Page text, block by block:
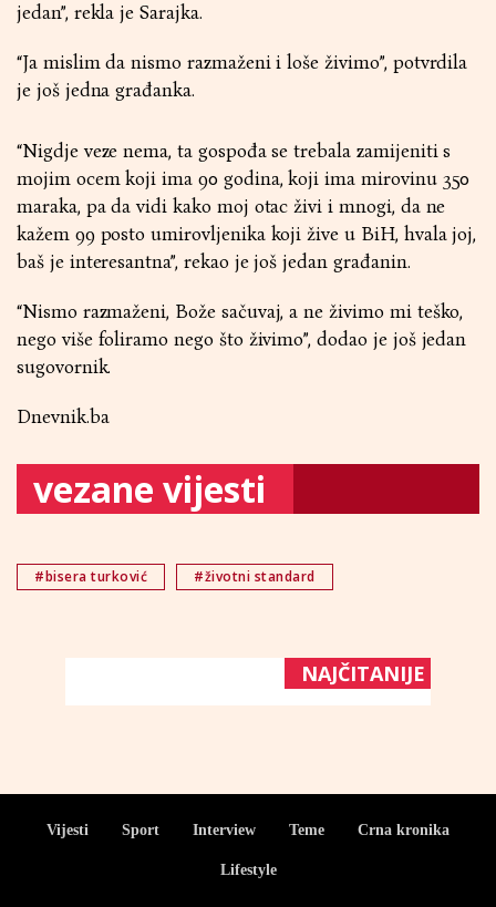
jedan”, rekla je Sarajka.
“Ja mislim da nismo razmaženi i loše živimo”, potvrdila
je još jedna građanka.
“Nigdje veze nema, ta gospođa se trebala zamijeniti s
mojim ocem koji ima 90 godina, koji ima mirovinu 350
maraka, pa da vidi kako moj otac živi i mnogi, da ne
kažem 99 posto umirovljenika koji žive u BiH, hvala joj,
baš je interesantna”, rekao je još jedan građanin.
“Nismo razmaženi, Bože sačuvaj, a ne živimo mi teško,
nego više foliramo nego što živimo”, dodao je još jedan
sugovornik.
Dnevnik.ba
vezane vijesti
#bisera turković #životni standard
NAJČITANIJE
Vijesti Sport Interview Teme Crna kronika
Lifestyle